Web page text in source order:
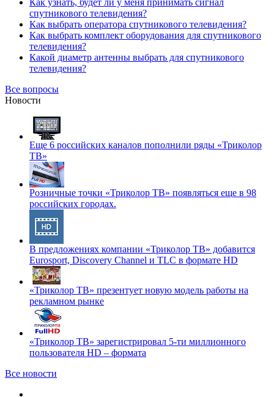
Как узнать, будет ли у меня принимать сигнал
спутникового телевидения?
Как выбрать оператора спутникового телевидения?
Как выбрать комплект оборудования для спутникового
телевидения?
Какой диаметр антенны выбрать для спутникового
телевидения?
Все вопросы
Новости
Еще 6 российских каналов пополнили ряды «Триколор
ТВ»
Розничные точки «Триколор ТВ» появляться еще в 98
российских городах.
В предложениях компании «Триколор ТВ» добавится
Eurosport, Discovery Channel и TLC в формате HD
«Триколор ТВ» презентует новую модель работы на
рекламном рынке
«Триколор ТВ» зарегистрировал 5-ти миллионного
пользователя HD – формата
Все новости